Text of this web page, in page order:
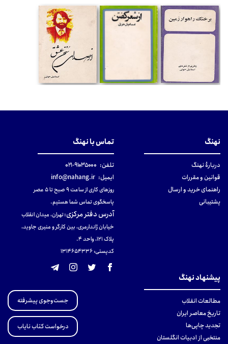
نهنگ
دربارهٔ نهنگ
قوانین و مقررات
راهنمای خرید و ارسال
پشتیبانی
تماس با نهنگ
تلفن: ۹۱۰۳۵۰۰۰-۰۲۱
ایمیل: info@nahang.ir
روزهای کاری از ساعت ۹ صبح تا ۵ عصر
پاسخگوی تماس شما هستیم.
آدرس دفتر مرکزی:تهران، میدان انقلاب
خیابان ژاندارمری، بین کارگر و منیری جاوید،
پلاک 121، واحد ۴.
کدپستی: 131465433۶
پیشنهاد نهنگ
مطالعات انقلاب
تاریخ معاصر ایران
تجدید چاپی‌ها
منتخبی از ادبیات انگلستان
جست‌وجوی پیشرفته
درخواست کتاب نایاب